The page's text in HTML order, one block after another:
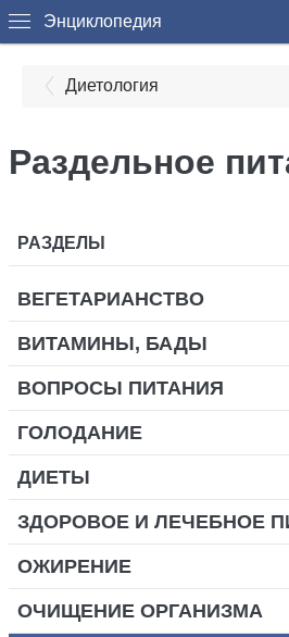
Энциклопедия
Диетология
Раздельное
РАЗДЕЛЫ
ВЕГЕТАРИАНСТВО
ВИТАМИНЫ, БАДЫ
ВОПРОСЫ ПИТАНИЯ
ГОЛОДАНИЕ
ДИЕТЫ
ЗДОРОВОЕ И ЛЕЧЕБНОЕ
ОЖИРЕНИЕ
ОЧИЩЕНИЕ ОРГАНИЗМА